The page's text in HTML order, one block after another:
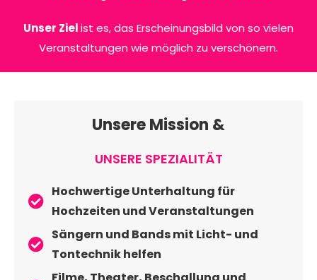
Unser Zielist es, das Erscheinungsbild von so vielen
Veranstaltungen wie möglich zu verschönern.
Unsere Mission &
UNSERE SPEZIALITÄT
Hochwertige Unterhaltung für
Hochzeiten und Veranstaltungen
Sängern und Bands mit Licht- und
Tontechnik helfen